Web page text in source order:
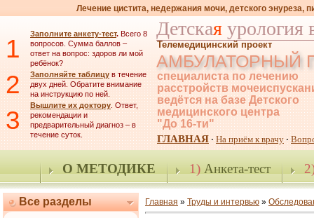
Лечение цистита, недержания мочи, детского энуреза,
1 Заполните анкету-тест. Всего 8
вопросов. Сумма баллов –
ответ на вопрос: здоров ли мой
ребёнок?
2 Заполняйте таблицу в течение
двух дней. Обратите внимание
на инструкцию по ней.
3 Вышлите их доктору. Ответ,
рекомендации и
предварительный диагноз – в
течение суток.
Детская урология
Телемедицинский проект
АМБУЛАТОРНЫЙ
специалиста по лечению
расстройств
ведётся на базе Детского
медицинского центра
"До 16-ти"
ГЛАВНАЯ · На приём к врачу ·
О МЕТОДИКЕ 1)Анкета-тест
Все разделы Главная » Труды и интервью »